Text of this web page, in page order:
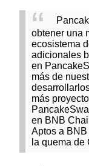
obtener una
ecosistema
adicionales
en
más de
más
en BNB
Aptos a
la quema de